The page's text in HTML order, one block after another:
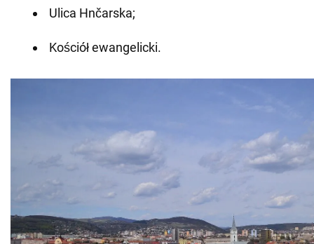
Ulica Hnčarska;
Kościół ewangelicki.